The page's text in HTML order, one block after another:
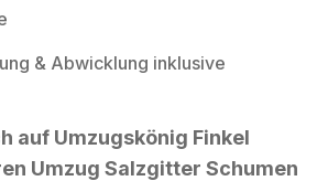
& Abwicklung inklusive
auf Umzugskönig Finkel
Umzug Salzgitter Schumen